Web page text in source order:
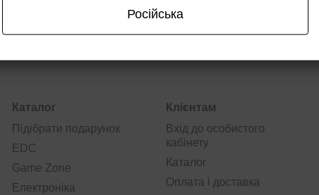
Каталог
Підібрати подарунок
EDC
Game Zone
Електроніка
Клієнтам
Вхід до особистого
кабінету
Каталог
Оплата і доставка
Російська